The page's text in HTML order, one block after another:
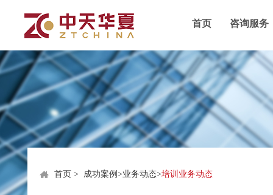
首页 咨询服务
首页 > 成功案例 >业务动态>培训业务动态